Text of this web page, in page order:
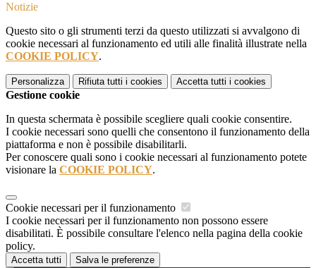
Notizie
Questo sito o gli strumenti terzi da questo utilizzati si avvalgono di
cookie necessari al funzionamento ed utili alle finalità illustrate nella
COOKIE POLICY.
Personalizza Rifiuta tutti i cookies Accetta tutti i cookies
Gestione cookie
In questa schermata è possibile scegliere quali cookie consentire.
I cookie necessari sono quelli che consentono il funzionamento della
piattaforma e non è possibile disabilitarli.
Per conoscere quali sono i cookie necessari al funzionamento potete
visionare la COOKIE POLICY.
Cookie necessari per il funzionamento
I cookie necessari per il funzionamento non possono essere
disabilitati. È possibile consultare l'elenco nella pagina della cookie
policy.
Accetta tutti Salva le preferenze